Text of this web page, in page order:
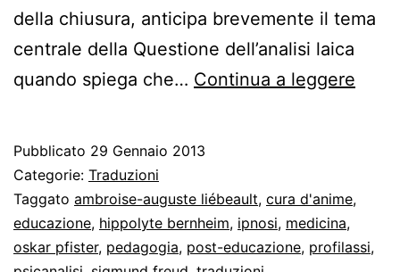
della chiusura, anticipa brevemente il tema
centrale della Questione dell’analisi laica
quando spiega che… Continua a leggere
Pubblicato 29 Gennaio 2013
Categorie: Traduzioni
Taggato ambroise-auguste liébeault, cura d'anime,
educazione, hippolyte bernheim, ipnosi, medicina,
oskar pfister, pedagogia, post-educazione, profilassi,